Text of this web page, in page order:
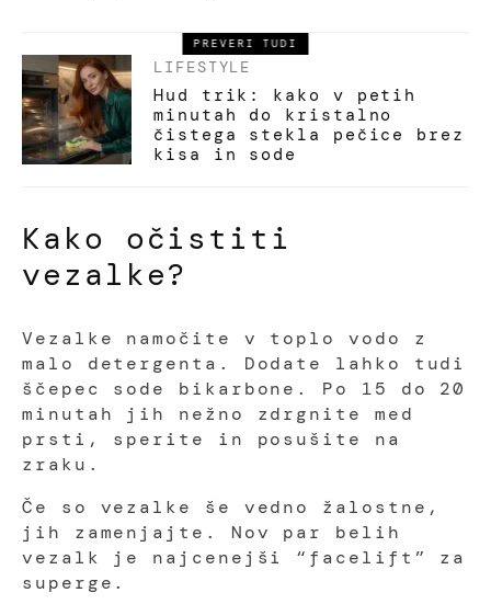
PREVERI TUDI
LIFESTYLE
Hud trik: kako v petih
minutah do kristalno
čistega stekla pečice brez
kisa in sode
Kako očistiti
vezalke?
Vezalke namočite v toplo vodo z
malo detergenta. Dodate lahko tudi
ščepec sode bikarbone. Po 15 do 20
minutah jih nežno zdrgnite med
prsti, sperite in posušite na
zraku.
Če so vezalke še vedno žalostne,
jih zamenjajte. Nov par belih
vezalk je najcenejši “facelift” za
superge.